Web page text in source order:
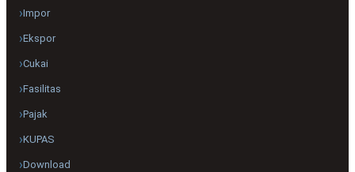
Impor
Ekspor
Cukai
Fasilitas
Pajak
KUPAS
Download